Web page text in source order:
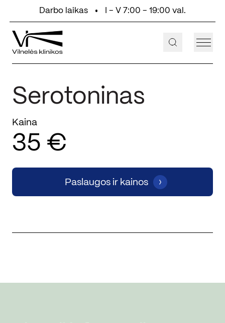
Eiti prie turinioDarbo laikas I - V 7:00 - 19:00 val.
+370 647 55 000
Serotoninas
Kaina
35 €
Paslaugos ir kainos